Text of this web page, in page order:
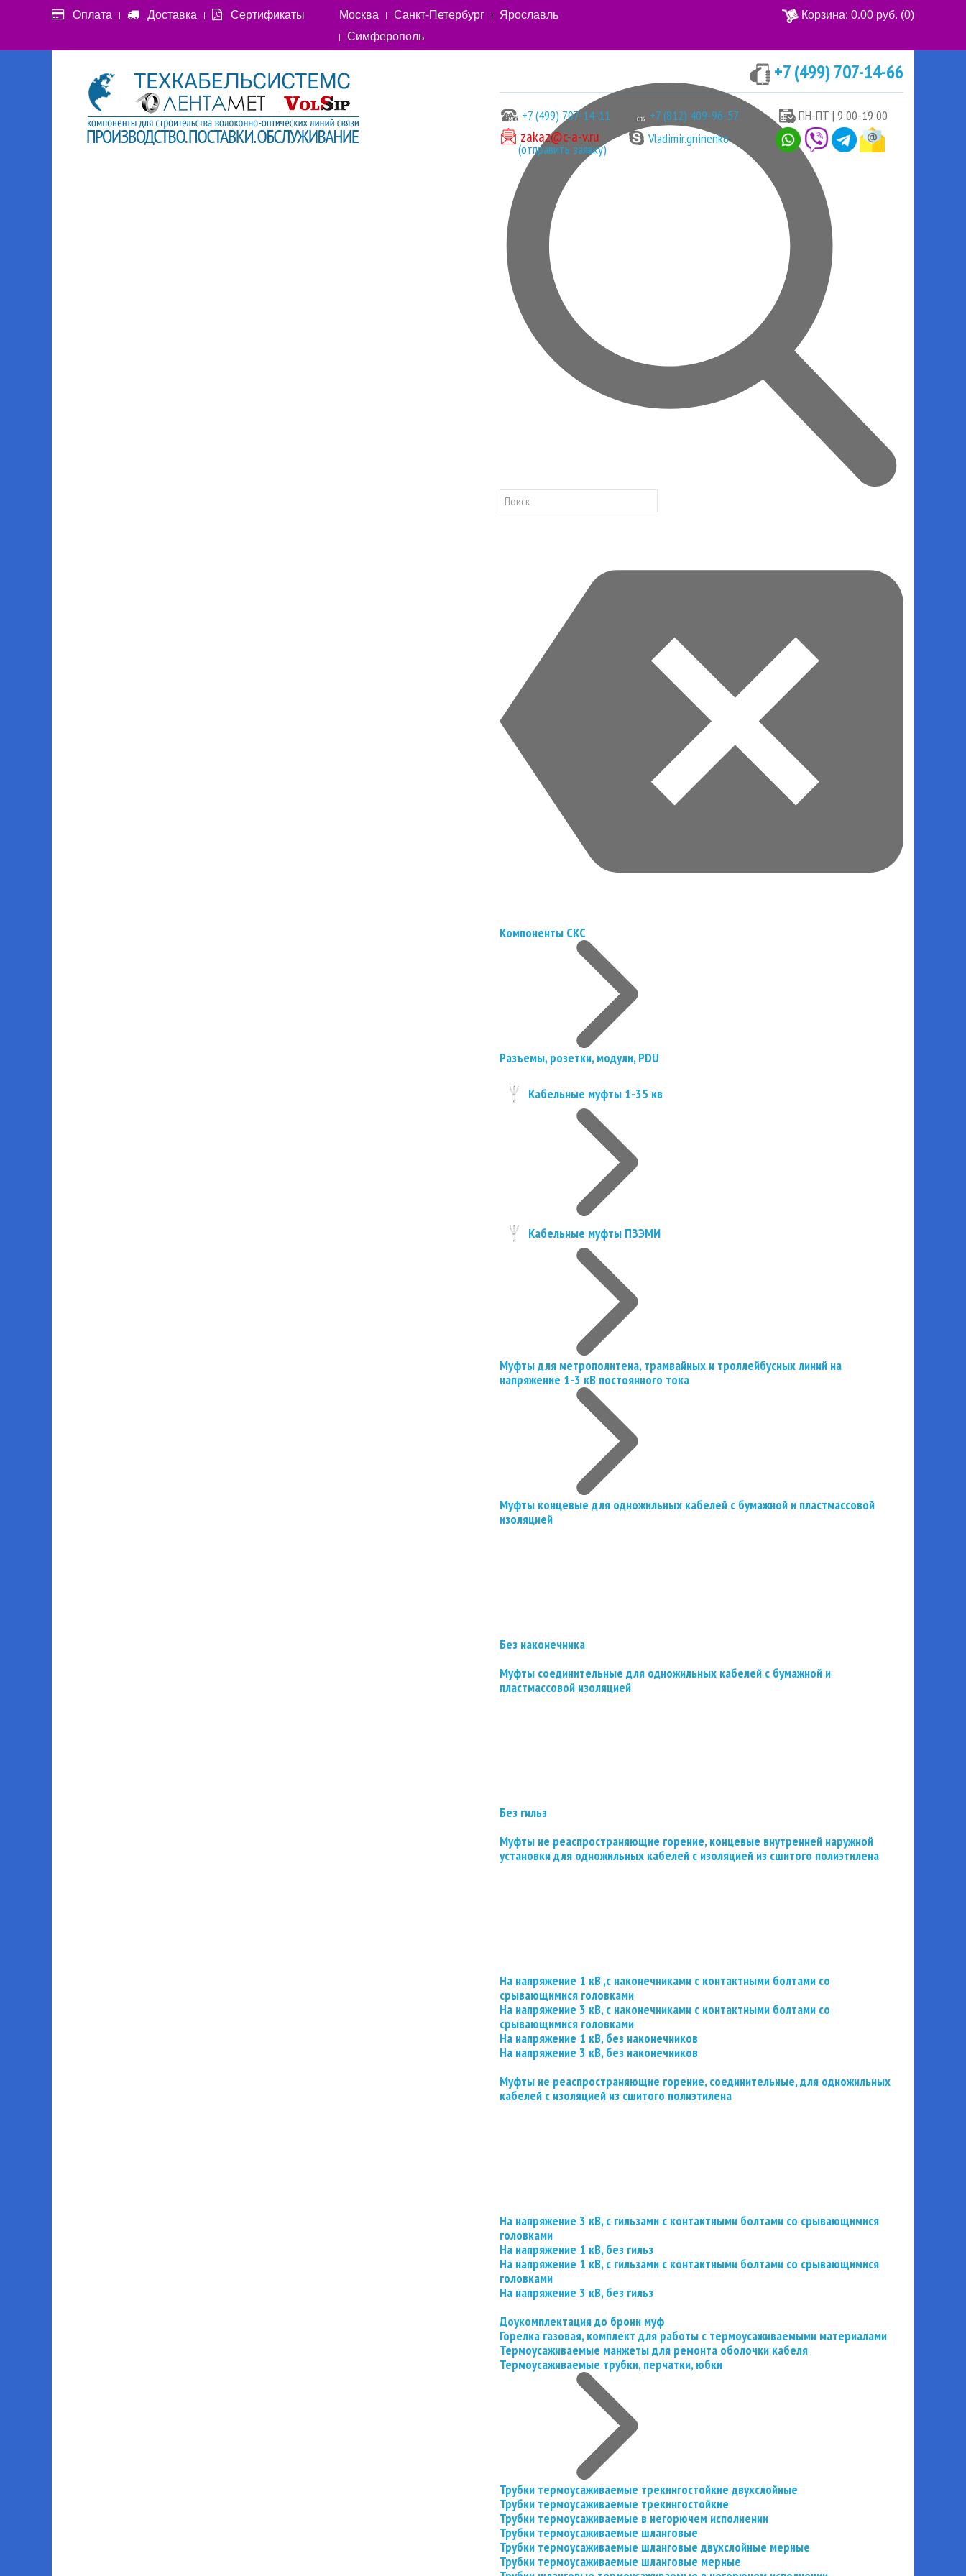
Оплата Доставка Сертификаты Москва Санкт-Петербург
Ярославль
Симферополь
Корзина: 0.00 руб. (0)
+7 (499) 707-14-66
+7 (499) 707-14-11 +7 (812) 409-96-57 ПН-ПТ | 9:00-19:00
zakaz@c-a-v.ru
(отправить заявку)
Vladimir.gninenko
Компоненты СКС
Разъемы, розетки, модули, PDU
Кабельные муфты 1-35 кв
Кабельные муфты ПЗЭМИ
Муфты для метрополитена, трамвайных и троллейбусных линий на
напряжение 1-3 кВ постоянного тока
Муфты концевые для одножильных кабелей с бумажной и пластмассовой
изоляцией
Без наконечника
Муфты соединительные для одножильных кабелей с бумажной и
пластмассовой изоляцией
Без гильз
Муфты не реаспространяющие горение, концевые внутренней наружной
установки для одножильных кабелей с изоляцией из сшитого полиэтилена
На напряжение 1 кВ ,с наконечниками с контактными болтами со
срывающимися головками
На напряжение 3 кВ, с наконечниками с контактными болтами со
срывающимися головками
На напряжение 1 кВ, без наконечников
На напряжение 3 кВ, без наконечников
Муфты не реаспространяющие горение, соединительные, для одножильных
кабелей с изоляцией из сшитого полиэтилена
На напряжение 3 кВ, с гильзами с контактными болтами со срывающимися
головками
На напряжение 1 кВ, без гильз
На напряжение 1 кВ, с гильзами с контактными болтами со срывающимися
головками
На напряжение 3 кВ, без гильз
Доукомплектация до брони муф
Горелка газовая, комплект для работы с термоусаживаемыми материалами
Термоусаживаемые манжеты для ремонта оболочки кабеля
Термоусаживаемые трубки, перчатки, юбки
Трубки термоусаживаемые трекингостойкие двухслойные
Трубки термоусаживаемые трекингостойкие
Трубки термоусаживаемые в негорючем исполнении
Трубки термоусаживаемые шланговые
Трубки термоусаживаемые шланговые двухслойные мерные
Трубки термоусаживаемые шланговые мерные